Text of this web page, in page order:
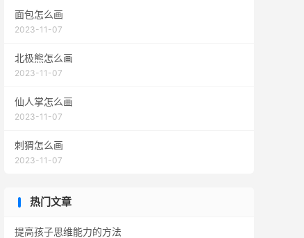
面包怎么画
2023-11-07
北极熊怎么画
2023-11-07
仙人掌怎么画
2023-11-07
刺猬怎么画
2023-11-07
热门文章
提高孩子思维能力的方法